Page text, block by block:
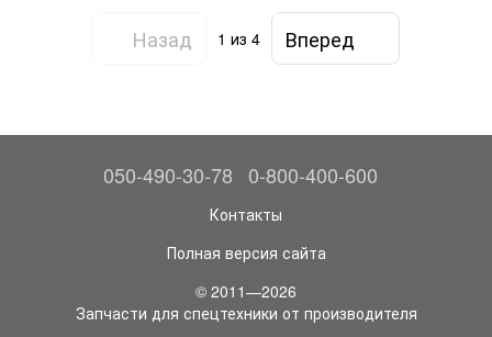
Назад 1 из 4 Вперед
050-490-30-78 0-800-400-600
Контакты
Полная версия сайта
© 2011—2026
Запчасти для спецтехники от производителя